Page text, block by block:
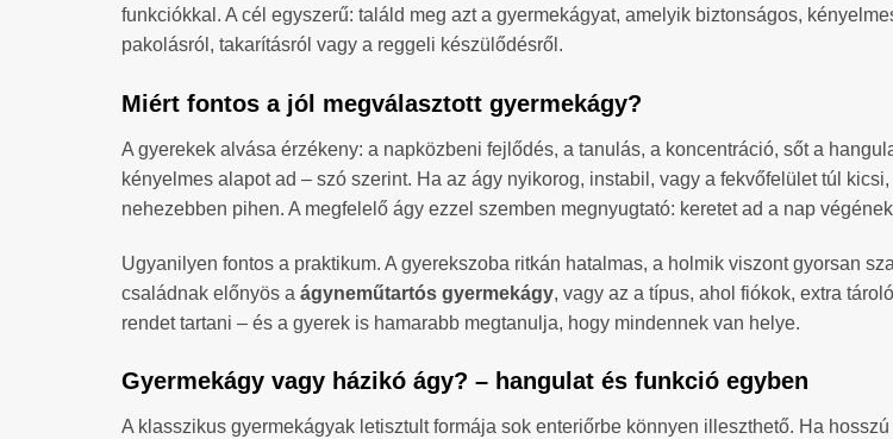
funkciókkal. A cél egyszerű: találd meg azt a gyermekágyat, amelyik biztonságos,
pakolásról, takarításról vagy a reggeli készülődésről.
Miért fontos a jól megválasztott gyermekágy?
A gyerekek alvása érzékeny: a napközbeni fejlődés, a tanulás, a koncentráció, sőt a
kényelmes alapot ad – szó szerint. Ha az ágy nyikorog, instabil, vagy a fekvőfelület túl
nehezebben pihen. A megfelelő ágy ezzel szemben megnyugtató: keretet ad a nap
Ugyanilyen fontos a praktikum. A gyerekszoba ritkán hatalmas, a holmik viszont gyorsan
családnak előnyös a ágyneműtartós gyermekágy, vagy az a típus, ahol fiókok, extra
rendet tartani – és a gyerek is hamarabb megtanulja, hogy mindennek van helye.
Gyermekágy vagy házikó ágy? – hangulat és funkció egyben
A klasszikus gyermekágyak letisztult formája sok enteriőrbe könnyen illeszthető. Ha